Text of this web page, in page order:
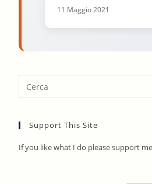
11 Maggio 2021
Support This Site
If you like what I do please support